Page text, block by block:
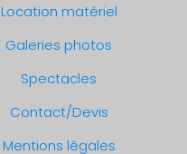
Location matériel
Galeries photos
Spectacles
Contact/Devis
Mentions légales